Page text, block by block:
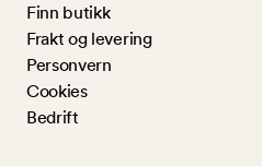
Finn butikk
Frakt og levering
Personvern
Cookies
Bedrift